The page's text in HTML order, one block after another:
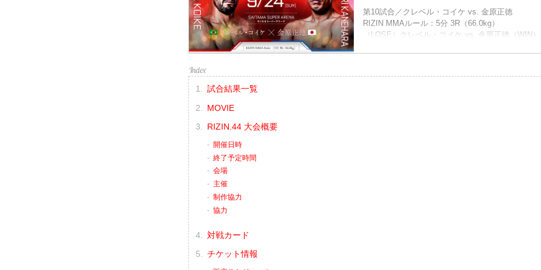
第10試合／クレベル・コイケ vs. 金原正徳
RIZIN MMAルール：5分 3R（66.0kg）
（LOSE）クレベル・コイケ vs. 金原正徳（WIN）
試合結果一覧
MOVIE
RIZIN.44 大会概要
開催日時
終了予定時間
会場
主催
制作協力
協力
対戦カード
チケット情報